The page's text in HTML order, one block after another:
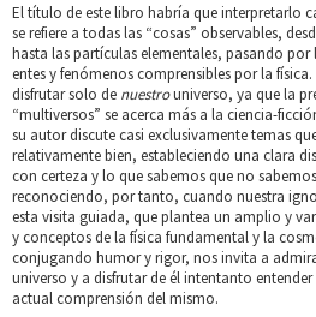
El título de este libro habría que interpretarlo
se refiere a todas las “cosas” observables,
hasta las partículas elementales, pasando por
entes y fenómenos comprensibles por la
disfrutar solo de nuestrouniverso, ya que la
“multiversos” se acerca más a la ciencia-
su autor discute casi exclusivamente temas
relativamente bien, estableciendo una clara
con certeza y lo que sabemos que no
reconociendo, por tanto, cuando nuestra
esta visita guiada, que plantea un amplio y
y conceptos de la física fundamental y la
conjugando humor y rigor, nos invita a
universo y a disfrutar de él intentanto
actual comprensión del mismo.